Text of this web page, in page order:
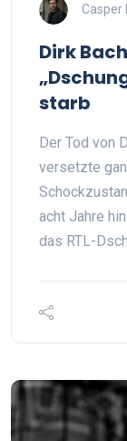
Casper
Dirk
starb
Der Tod von
versetzte
acht Jahre
das RTL-